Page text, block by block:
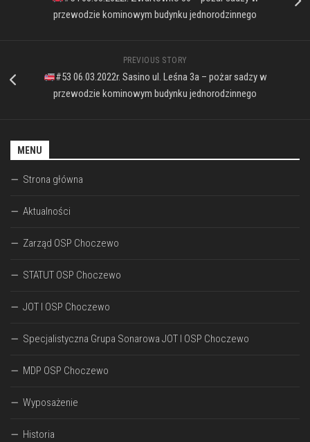
przewodzie kominowym budynku jednorodzinnego
PREVIOUS STORY
#53 06.03.2022r. Sasino ul. Leśna 3a – pożar sadzy w
przewodzie kominowym budynku jednorodzinnego
MENU
Strona główna
Aktualności
Zarząd OSP Choczewo
STATUT OSP Choczewo
JOT I OSP Choczewo
Specjalistyczna Grupa Sonarowa JOT I OSP Choczewo
MDP OSP Choczewo
Wyposażenie
Historia